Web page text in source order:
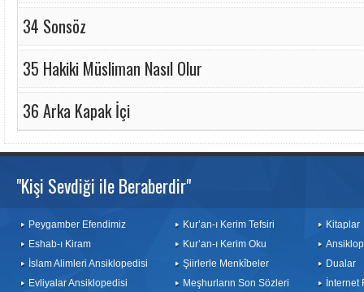
34 Sonsöz
35 Hakiki Müsliman Nasıl Olur
36 Arka Kapak İçi
"Kişi Sevdiği ile Beraberdir"
Peygamber Efendimiz
Eshab-ı Kiram
İslam Alimleri Ansiklopedisi
Evliyalar Ansiklopedisi
Kur’an-ı Kerim Tefsiri
Kur’an-ı Kerim Oku
Şiirlerle Menkîbeler
Meşhurların Son Sözleri
Kitaplar
Dualar
İnternet